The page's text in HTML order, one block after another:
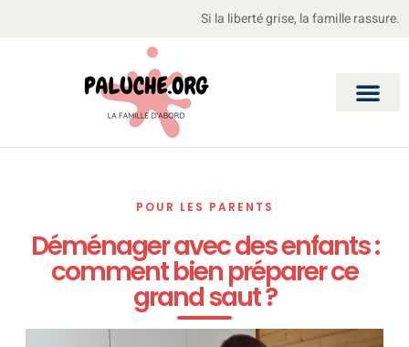
Si la liberté grise, la famille rassure.
POUR LES PARENTS
Déménager avec des enfants :
comment bien préparer ce
grand saut ?